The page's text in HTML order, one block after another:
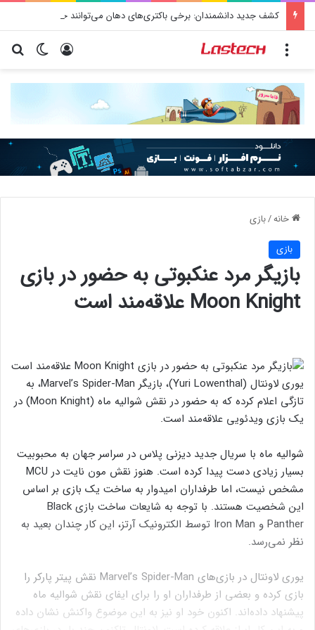
تغییر ورود
خانه/بازی
بازی
بازیگر مرد عنکبوتی به حضور در بازی
Moon Knight علاقه‌مند است
یوری لاونتال (Yuri Lowenthal)، بازیگر Marvel’s Spider-Man، به
تازگی اعلام کرده که به حضور در نقش شوالیه ماه (Moon Knight) در
یک بازی ویدئویی علاقه‌مند است.
شوالیه ماه با سریال جدید دیزنی پلاس در سراسر جهان به محبوبیت
بسیار زیادی دست پیدا کرده است. هنوز نقش مون نایت در MCU
مشخص نیست، اما طرفداران امیدوار به ساخت یک بازی بر اساس
این شخصیت هستند. با توجه به شایعات ساخت بازی Black
Panther و Iron Man توسط الکترونیک آرتز، این کار چندان بعید به
نظر نمی‌رسد.
یوری لاونتال در بازی‌های Marvel’s Spider-Man نقش پیتر پارکر را
بازی کرده و بعضی از طرفداران او را برای ایفای نقش شوالیه ماه
پیشنهاد داده‌اند. اکنون خود او نیز به این موضوع واکنش نشان داده